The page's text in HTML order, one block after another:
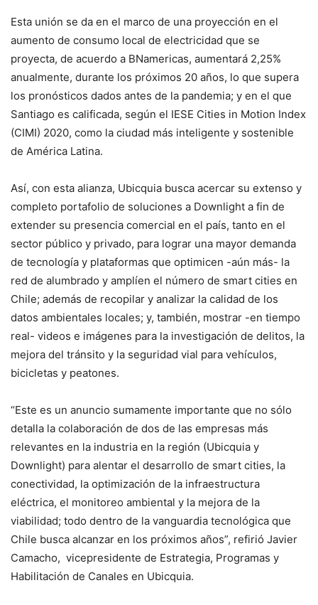
Esta unión se da en el marco de una proyección en el
aumento de consumo local de electricidad que se
proyecta, de acuerdo a BNamericas, aumentará 2,25%
anualmente, durante los próximos 20 años, lo que supera
los pronósticos dados antes de la pandemia; y en el que
Santiago es calificada, según el IESE Cities in Motion Index
(CIMI) 2020, como la ciudad más inteligente y sostenible
de América Latina.
Así, con esta alianza, Ubicquia busca acercar su extenso y
completo portafolio de soluciones a Downlight a fin de
extender su presencia comercial en el país, tanto en el
sector público y privado, para lograr una mayor demanda
de tecnología y plataformas que optimicen -aún más- la
red de alumbrado y amplíen el número de smart cities en
Chile; además de recopilar y analizar la calidad de los
datos ambientales locales; y, también, mostrar -en tiempo
real- videos e imágenes para la investigación de delitos, la
mejora del tránsito y la seguridad vial para vehículos,
bicicletas y peatones.
“Este es un anuncio sumamente importante que no sólo
detalla la colaboración de dos de las empresas más
relevantes en la industria en la región (Ubicquia y
Downlight) para alentar el desarrollo de smart cities, la
conectividad, la optimización de la infraestructura
eléctrica, el monitoreo ambiental y la mejora de la
viabilidad; todo dentro de la vanguardia tecnológica que
Chile busca alcanzar en los próximos años”, refirió Javier
Camacho, vicepresidente de Estrategia, Programas y
Habilitación de Canales en Ubicquia.